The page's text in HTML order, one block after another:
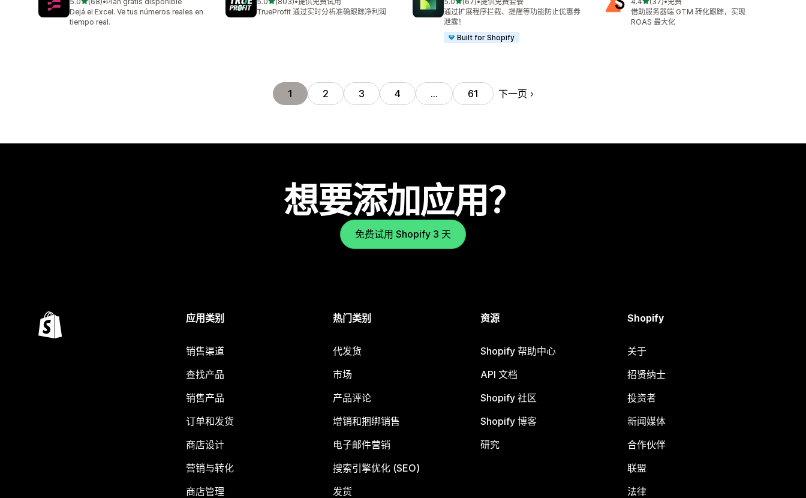
总共 68 条评论
Dejá el Excel. Ve tus números reales en
tiempo real.
总共 803 条评论
TrueProfit 通过实时分析准确跟踪净利润
总共 67 条评论
通过扩展程序拦截、提醒等功能防止优惠券
泄露！
Built for Shopify
总共 37 条评论
借助服务器端 GTM 转化跟踪，实现
ROAS 最大化
1 2 3 4 … 61 下一页
想要添加应用？
免费试用 Shopify 3 天
应用类别
销售渠道
查找产品
销售产品
订单和发货
商店设计
营销与转化
商店管理
热门类别
代发货
市场
产品评论
增销和捆绑销售
电子邮件营销
搜索引擎优化 (SEO)
发货
资源
Shopify 帮助中心
API 文档
Shopify 社区
Shopify 博客
研究
Shopify
关于
招贤纳士
投资者
新闻媒体
合作伙伴
联盟
法律